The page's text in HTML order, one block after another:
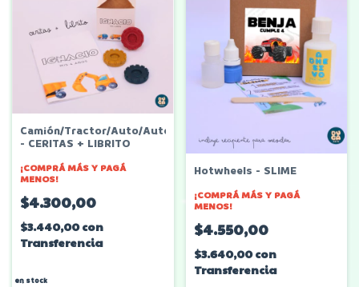
Camión/Tractor/Auto/Autobús
- CERITAS + LIBRITO
¡COMPRÁ MÁS Y PAGÁ
MENOS!
$4.300,00
$3.440,00con
Transferencia
en stock
Hotwheels - SLIME
¡COMPRÁ MÁS Y PAGÁ
MENOS!
$4.550,00
$3.640,00con
Transferencia